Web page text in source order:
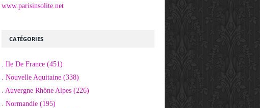
CATÉGORIES
. Ile De France (451)
. Nouvelle Aquitaine (338)
. Auvergne Rhône Alpes (226)
. Normandie (195)
www.parisinsolite.net